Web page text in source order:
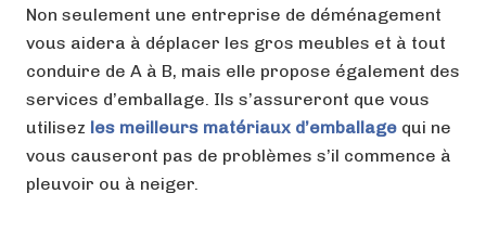
Non seulement une entreprise de déménagement
vous aidera à déplacer les gros meubles et à tout
conduire de A à B, mais elle propose également des
services d’emballage. Ils s’assureront que vous
utilisez les meilleurs matériaux d’emballage qui ne
vous causeront pas de problèmes s’il commence à
pleuvoir ou à neiger.